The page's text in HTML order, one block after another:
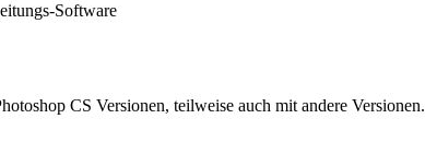
Software
CS Versionen, teilweise auch mit andere Versionen.